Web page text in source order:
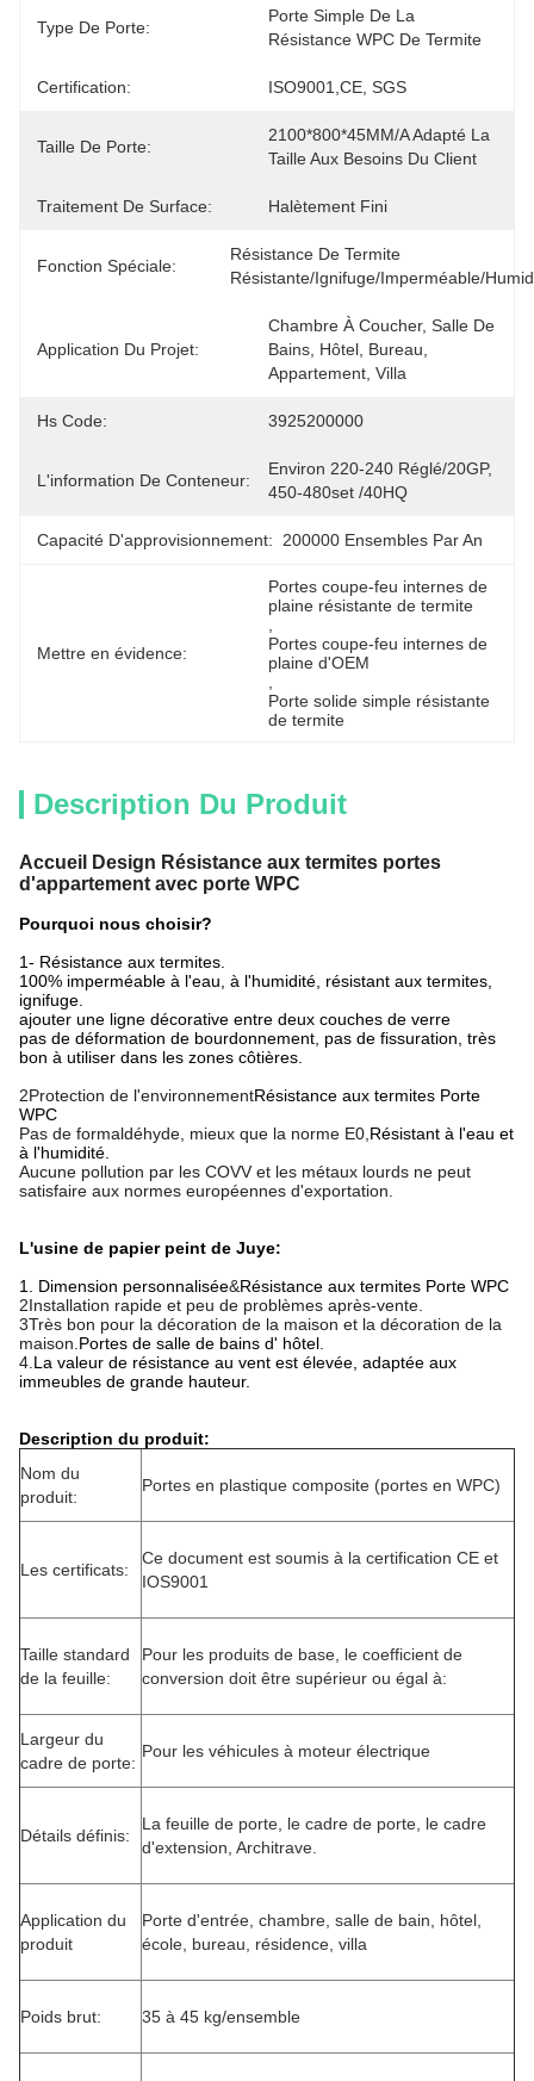
Type De Porte:
Porte Simple De La
Résistance WPC De Termite
Certification: ISO9001,CE, SGS
Taille De Porte:
2100*800*45MM/a Adapté La
Taille Aux Besoins Du Client
Traitement De Surface: Halètement Fini
Fonction Spéciale:
Résistance De Termite
Résistante/ignifuge/imperméable/
Application Du Projet:
Chambre À Coucher, Salle De
Bains, Hôtel, Bureau,
Appartement, Villa
Hs Code: 3925200000
L'information De Conteneur:
Environ 220-240 Réglé/20GP,
450-480set /40HQ
Capacité D'approvisionnement: 200000 Ensembles Par An
Mettre en évidence:
Portes coupe-feu internes de
plaine résistante de termite
Portes coupe-feu internes de
plaine d'OEM
Porte solide simple résistante
de termite
Description Du Produit
Accueil Design Résistance aux termites portes
d'appartement avec porte WPC
Pourquoi nous choisir?
1- Résistance aux termites.
100% imperméable à l'eau, à l'humidité, résistant aux termites,
ignifuge.
ajouter une ligne décorative entre deux couches de verre
pas de déformation de bourdonnement, pas de fissuration, très
bon à utiliser dans les zones côtières.
2Protection de l'environnementRésistance aux termites Porte
WPC
Pas de formaldéhyde, mieux que la norme E0, Résistant à l'eau et
à l'humidité.
Aucune pollution par les COVV et les métaux lourds ne peut
satisfaire aux normes européennes d'exportation.
L'usine de papier peint de Juye:
1. Dimension personnalisée&Résistance aux termites Porte WPC
2Installation rapide et peu de problèmes après-vente.
3Très bon pour la décoration de la maison et la décoration de la
maison. Portes de salle de bains d' hôtel
4. La valeur de résistance au vent est élevée, adaptée aux
immeubles de grande hauteur.
Description du produit:
Nom du
produit:
Portes en plastique composite (portes en WPC)
Les certificats:
Ce document est soumis à la certification CE et
IOS9001
Taille standard
de la feuille:
Pour les produits de base, le coefficient de
conversion doit être supérieur ou égal à:
Largeur du
cadre de porte:
Pour les véhicules à moteur électrique
Détails définis:
La feuille de porte, le cadre de porte, le cadre
d'extension, Architrave.
Application du
produit
Porte d'entrée, chambre, salle de bain, hôtel,
école, bureau, résidence, villa
Poids brut: 35 à 45 kg/ensemble